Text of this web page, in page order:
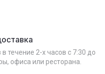
течение 2-х часов с 7:30 до
офиса или ресторана.